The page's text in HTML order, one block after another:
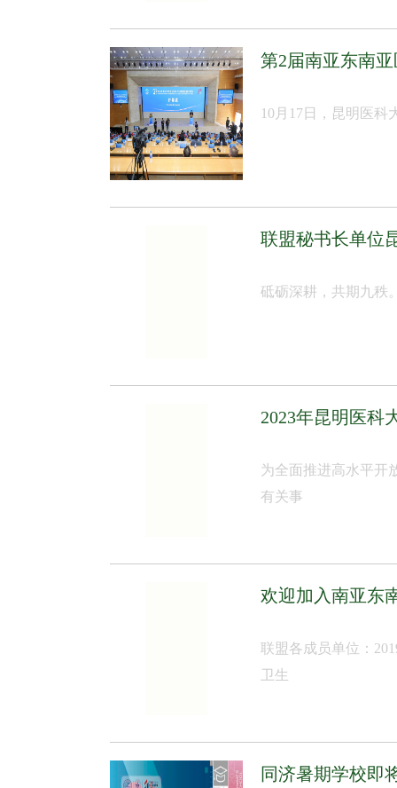
第2届南亚东南
10月17日，昆明医
联盟秘书长单位
砥砺深耕，共期九秩
2023年昆明医科
为全面推进高水平开
有关事
欢迎加入南亚东
联盟各成员单位：
卫生
同济暑期学校即